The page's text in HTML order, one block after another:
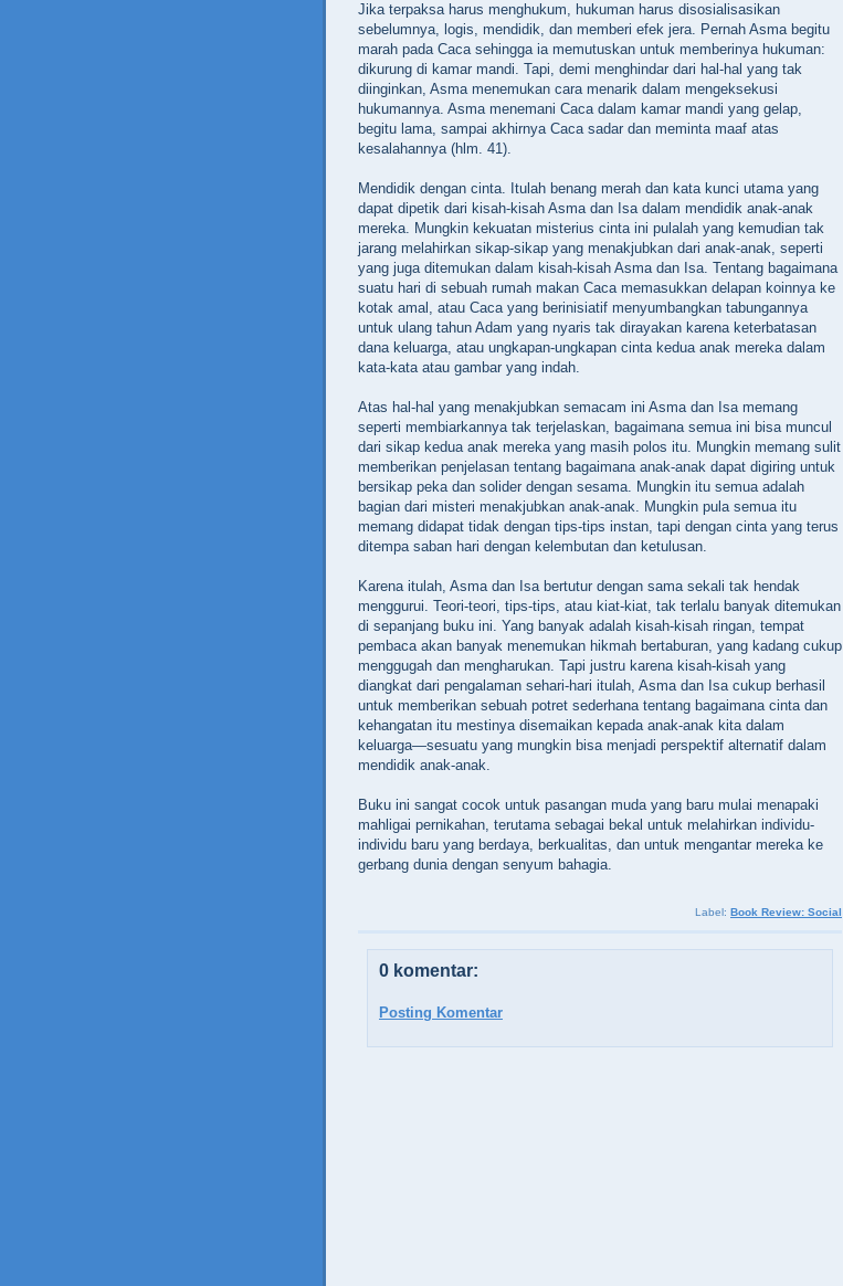
Jika terpaksa harus menghukum,‭ ‬hukuman harus disosialisasikan
sebelumnya,‭ ‬logis,‭ ‬mendidik,‭ ‬dan memberi efek jera.‭ ‬Pernah Asma begitu
marah pada Caca sehingga ia memutuskan untuk memberinya hukuman:‭
‬dikurung di kamar mandi.‭ ‬Tapi,‭ ‬demi menghindar dari hal-hal yang tak
diinginkan,‭ ‬Asma menemukan cara menarik dalam mengeksekusi
hukumannya.‭ ‬Asma menemani Caca dalam kamar mandi yang gelap,‭
‬begitu lama,‭ ‬sampai akhirnya Caca sadar dan meminta maaf atas
kesalahannya‭ (‬hlm.‭ ‬41‭)‬.
Mendidik dengan cinta.‭ ‬Itulah benang merah dan kata kunci utama yang
dapat dipetik dari kisah-kisah Asma dan Isa dalam mendidik anak-anak
mereka.‭ ‬Mungkin kekuatan misterius cinta ini pulalah yang kemudian tak
jarang melahirkan sikap-sikap yang menakjubkan dari anak-anak,‭ ‬seperti
yang juga ditemukan dalam kisah-kisah Asma dan Isa.‭ ‬Tentang bagaimana
suatu hari di sebuah rumah makan Caca memasukkan delapan koinnya ke
kotak amal,‭ ‬atau Caca yang berinisiatif menyumbangkan tabungannya
untuk ulang tahun Adam yang nyaris tak dirayakan karena keterbatasan
dana keluarga,‭ ‬atau ungkapan-ungkapan cinta kedua anak mereka dalam
kata-kata atau gambar yang indah.
Atas hal-hal yang menakjubkan semacam ini Asma dan Isa memang
seperti membiarkannya tak terjelaskan,‭ ‬bagaimana semua ini bisa muncul
dari sikap kedua anak mereka yang masih polos itu.‭ ‬Mungkin memang sulit
memberikan penjelasan tentang bagaimana anak-anak dapat digiring untuk
bersikap peka dan solider dengan sesama.‭ ‬Mungkin itu semua adalah
bagian dari misteri menakjubkan anak-anak.‭ ‬Mungkin pula semua itu
memang didapat tidak dengan tips-tips instan,‭ ‬tapi dengan cinta yang terus
ditempa saban hari dengan kelembutan dan ketulusan.
Karena itulah,‭ ‬Asma dan Isa bertutur dengan sama sekali tak hendak
menggurui.‭ ‬Teori-teori,‭ ‬tips-tips,‭ ‬atau kiat-kiat,‭ ‬tak terlalu banyak ditemukan
di sepanjang buku ini.‭ ‬Yang banyak adalah kisah-kisah ringan,‭ ‬tempat
pembaca akan banyak menemukan hikmah bertaburan,‭ ‬yang kadang cukup
menggugah dan mengharukan.‭ ‬Tapi justru karena kisah-kisah yang
diangkat dari pengalaman sehari-hari itulah,‭ ‬Asma dan Isa cukup berhasil
untuk memberikan sebuah potret sederhana tentang bagaimana cinta dan
kehangatan itu mestinya disemaikan kepada anak-anak kita dalam
keluarga—sesuatu yang mungkin bisa menjadi perspektif alternatif dalam
mendidik anak-anak.
Buku ini sangat cocok untuk pasangan muda yang baru mulai menapaki
mahligai pernikahan,‭ ‬terutama sebagai bekal untuk melahirkan individu-
individu baru yang berdaya,‭ ‬berkualitas,‭ ‬dan untuk mengantar mereka ke
gerbang dunia dengan senyum bahagia.
Label: Book Review: Social
0 komentar:
Posting Komentar